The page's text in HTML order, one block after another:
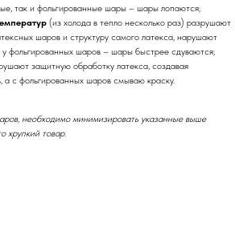
так и фольгированные шары – шары лопаются;
(из холода в тепло несколько раз) разрушают
шаров и структуру самого латекса, нарушают
у фольгированных шаров – шары быстрее сдуваются;
защитную обработку латекса, создавая
а с фольгированных шаров смываю краску.
необходимо минимизировать указанные выше
хрупкий товар.